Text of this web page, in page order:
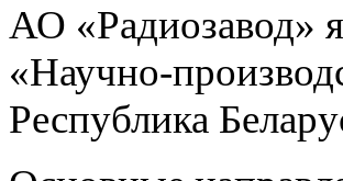
АО «Радиозавод»
«Научно-
Республика